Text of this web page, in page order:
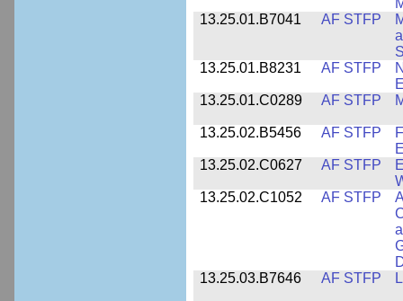
13.25.01.B7041
AF STFP
13.25.01.B8231
AF STFP
13.25.01.C0289
AF STFP
13.25.02.B5456 AF STFP
13.25.02.C0627
AF STFP
13.25.02.C1052
AF STFP
13.25.03.B7646
AF STFP